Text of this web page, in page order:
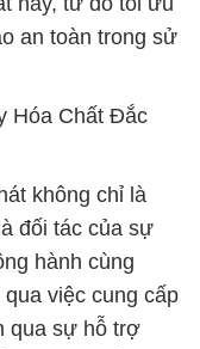
an toàn trong sử
Hóa Chất Đắc
không chỉ là
đối tác của sự
hành cùng
việc cung cấp
qua sự hỗ trợ